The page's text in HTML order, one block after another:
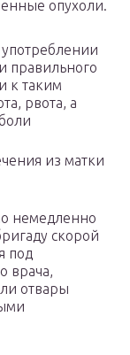
опухоли.
правильного
к таким
рвота, а
из матки
немедленно
скорой
под
врача,
отвары